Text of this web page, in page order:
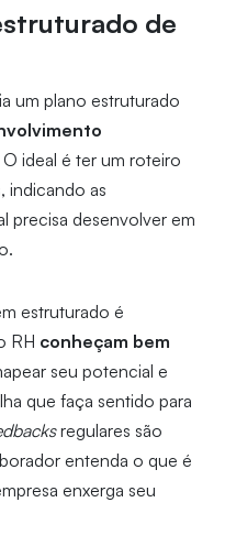
de
um plano estruturado
ideal é ter um roteiro
indicando as
precisa desenvolver em
estruturado é
RH conheçam bem
seu potencial e
que faça sentido para
regulares são
entenda o que é
enxerga seu